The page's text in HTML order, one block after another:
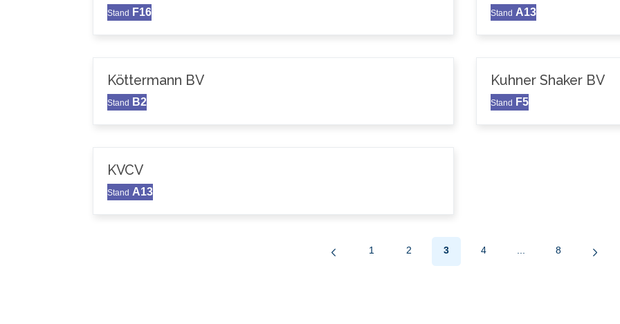
Stand F16 Stand A13
Köttermann BV
Stand B2
Kuhner Shaker BV
Stand F5
KVCV
Stand A13
1 2 3 4 ... 8